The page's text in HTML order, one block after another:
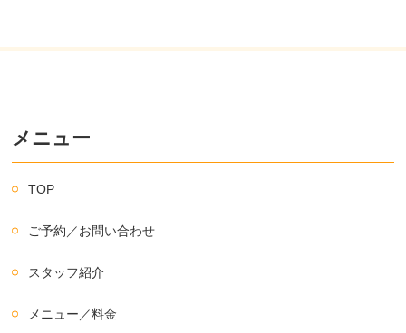
メニュー
TOP
ご予約／お問い合わせ
スタッフ紹介
メニュー／料金